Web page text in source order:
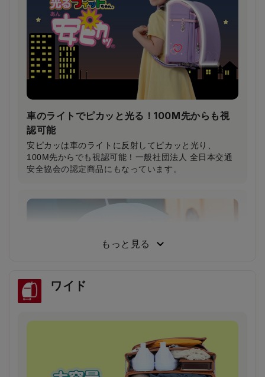
柔らかいクッション＆特許登録された特殊構造の楽ッ
ションによって、肩への圧力が分散され、体への負担
が軽減されます。
小学生から支持される圧倒的な背負い心地
った結果、約80％が「楽ッションで通学したい」と回
車のライトでピカッと光る！100M先からも視
認可能
安ピカッは車のライトに反射してピカッと光り、
100M先からでも視認可能！一般社団法人 全日本交通
安全協会の認定商品にもなっています。
雨の日や暗い夜道でもドライバーの注意を引き
安全・安心
もっと見る
ワイド